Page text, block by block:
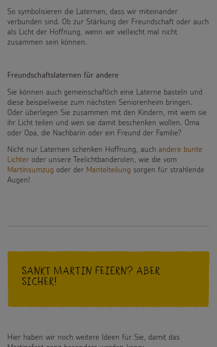
So symbolisieren die Laternen, dass wir miteinander
verbunden sind. Ob zur Stärkung der Freundschaft oder auch
als Licht der Hoffnung, wenn wir vielleicht mal nicht
zusammen sein können.
Freundschaftslaternen für andere
Sie können auch gemeinschaftlich eine Laterne basteln und
diese beispielweise zum nächsten Seniorenheim bringen.
Oder überlegen Sie zusammen mit den Kindern, mit wem sie
ihr Licht teilen und wen sie damit beschenken wollen. Oma
oder Opa, die Nachbarin oder ein Freund der Familie?
Nicht nur Laternen schenken Hoffnung, auch andere bunte
Lichter oder unsere Teelichtbanderolen, wie die vom
Martinsumzug oder der Mantelteilung sorgen für strahlende
Augen!
Sankt Martin feiern? Aber
sicher!
Hier haben wir noch weitere Ideen für Sie, damit das